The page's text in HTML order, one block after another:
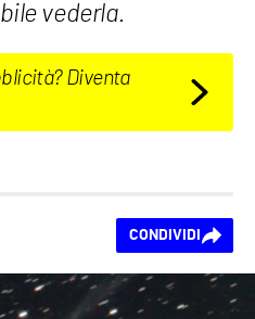
vederla.
Diventa
CONDIVIDI